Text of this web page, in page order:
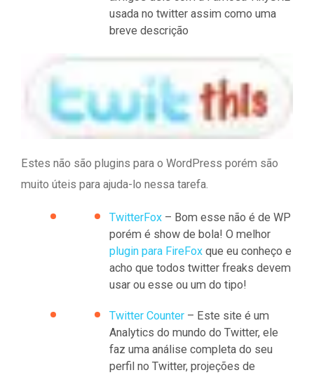
usada no twitter assim como uma
breve descrição
Estes não são plugins para o WordPress porém são
muito úteis para ajuda-lo nessa tarefa.
TwitterFox – Bom esse não é de WP
porém é show de bola! O melhor
plugin para FireFox que eu conheço e
acho que todos twitter freaks devem
usar ou esse ou um do tipo!
Twitter Counter – Este site é um
Analytics do mundo do Twitter, ele
faz uma análise completa do seu
perfil no Twitter, projeções de